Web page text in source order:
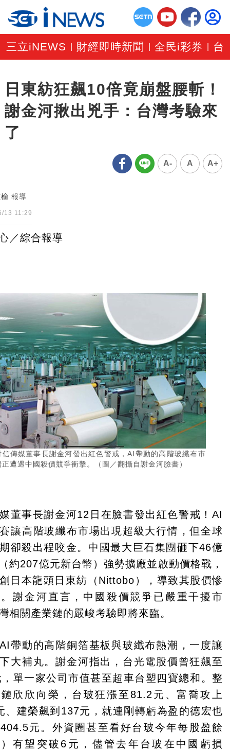
三立iNEWS 財經即時新聞 |全民i彩券 台
日東紡狂飆10倍竟崩盤腰斬！
謝金河揪出兇手：台灣考驗來
了
A- A A+
報導
13 11:29
／綜合報導
信傳媒董事長謝金河發出紅色警戒，AI帶動的高階玻纖布市
正遭遇中國殺價競爭衝擊。（圖／翻攝自謝金河臉書）
董事長謝金河12日在臉書發出紅色警戒！AI
讓高階玻纖布市場出現超級大行情，但全球
卻殺出程咬金。中國最大巨石集團砸下46億
約207億元新台幣）強勢擴廠並啟動價格戰，
日本龍頭日東紡（Nittobo），導致其股價慘
謝金河直言，中國殺價競爭已嚴重干擾市
相關產業鏈的嚴峻考驗即將來臨。
帶動的高階銅箔基板與玻纖布熱潮，一度讓
大補丸。謝金河指出，台光電股價曾狂飆至
單一家公司市值甚至超車台塑四寶總和。整
欣欣向榮，台玻狂漲至81.2元、富喬攻上
、建榮飆到137元，就連剛轉虧為盈的德宏也
元。外資圈甚至看好台玻今年每股盈餘
有望突破6元，儘管去年台玻在中國虧損